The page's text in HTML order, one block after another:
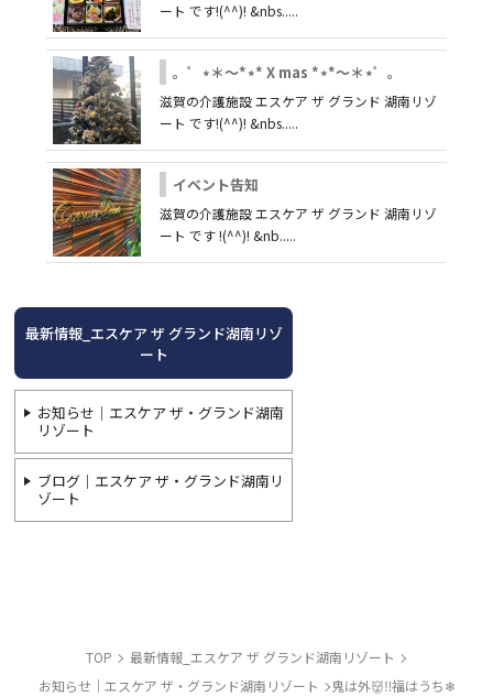
ート です!(^^)! &nbs.....
。゜⋆＊～*⋆* X mas *⋆*～＊⋆゜。
滋賀の介護施設 エスケア ザ グランド 湖南リゾ
ート です!(^^)! &nbs.....
イベント告知
滋賀の介護施設 エスケア ザ グランド 湖南リゾ
ート です !(^^)! &nb.....
最新情報_エスケア ザ グランド湖南リゾ
ート
お知らせ｜エスケア ザ・グランド湖南
リゾート
ブログ｜エスケア ザ・グランド湖南リ
ゾート
TOP
最新情報_エスケア ザ グランド湖南リゾート
お知らせ｜エスケア ザ・グランド湖南リゾート
鬼は外👹‼福はうち❄